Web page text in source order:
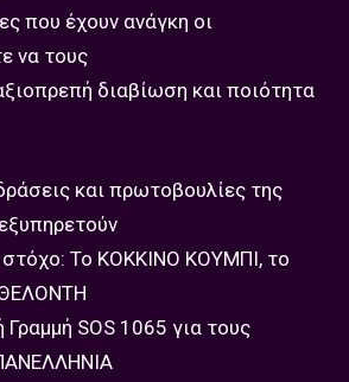
που έχουν ανάγκη οι
να τους
διαβίωση και ποιότητα
και πρωτοβουλίες της
Το ΚΟΚΚΙΝΟ ΚΟΥΜΠΙ, το
Γραμμή SOS 1065 για τους